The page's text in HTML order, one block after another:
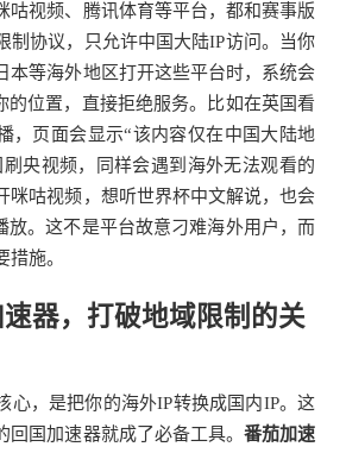
咕视频、腾讯体育等平台，都和赛事版
制协议，只允许中国大陆IP访问。当你
本等海外地区打开这些平台时，系统会
的位置，直接拒绝服务。比如在英国看
，页面会显示“该内容仅在中国大陆地
刷央视频，同样会遇到海外无法观看的
咪咕视频，想听世界杯中文解说，也会
放。这不是平台故意刁难海外用户，而
施。
器，打破地域限制的关
心，是把你的海外IP转换成国内IP。这
回国加速器就成了必备工具。 番茄加速